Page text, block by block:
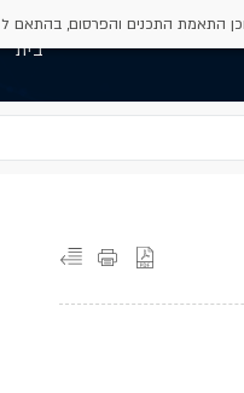
וכן התאמת התכנים והפרסום, בהתאם ל
בית